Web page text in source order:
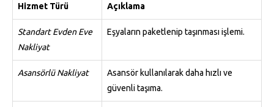
Hizmet Türü Açıklama
Standart Evden Eve
Nakliyat
Eşyaların paketlenip taşınması işlemi.
Asansörlü Nakliyat
Asansör kullanılarak daha hızlı ve
güvenli taşıma.